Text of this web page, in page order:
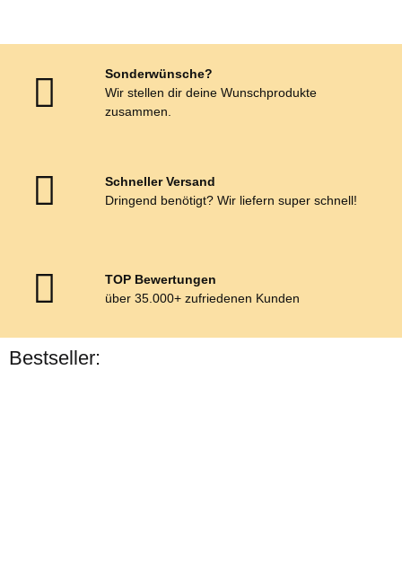
Sonderwünsche?
Wir stellen dir deine Wunschprodukte
zusammen.
Schneller Versand
Dringend benötigt? Wir liefern super schnell!
TOP Bewertungen
über 35.000+ zufriedenen Kunden
Bestseller: